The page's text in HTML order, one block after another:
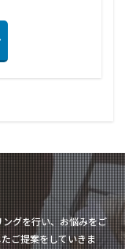
グを行い、お悩みをご
ご提案をしていきま